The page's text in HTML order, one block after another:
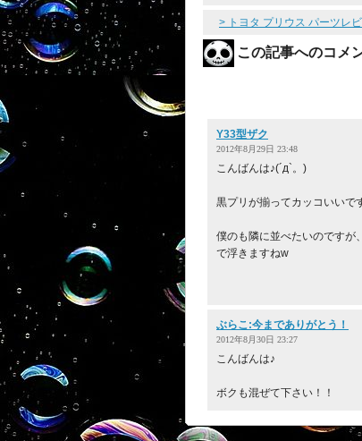
> トヨタ プリウス パーツレ
この記事へのコメ
Y33型ザク
2012年8月29日 23:48
こんばんは♪(´д`。)
黒プリが揃ってカッコいいで
僕のも隣に並べたいのですが
で浮きますねw
ぶらこ:今までありがとう！
2012年8月30日 23:27
こんばんは♪
ボクも混ぜて下さい！！